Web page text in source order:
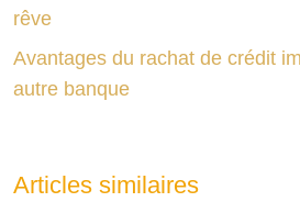
rêve
Avantages du rachat de crédit
autre banque
Articles similaires